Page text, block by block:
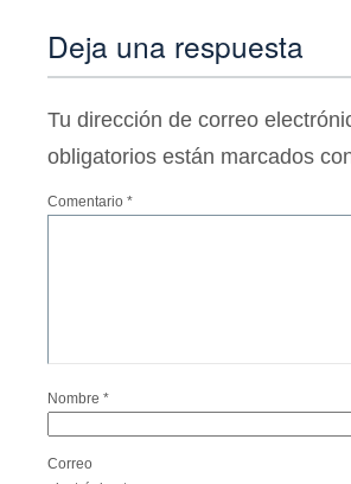
Deja una respuesta
Tu dirección de correo
obligatorios están marcados
Comentario *
Nombre *
Correo